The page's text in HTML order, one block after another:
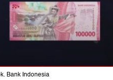
Bank Indonesia